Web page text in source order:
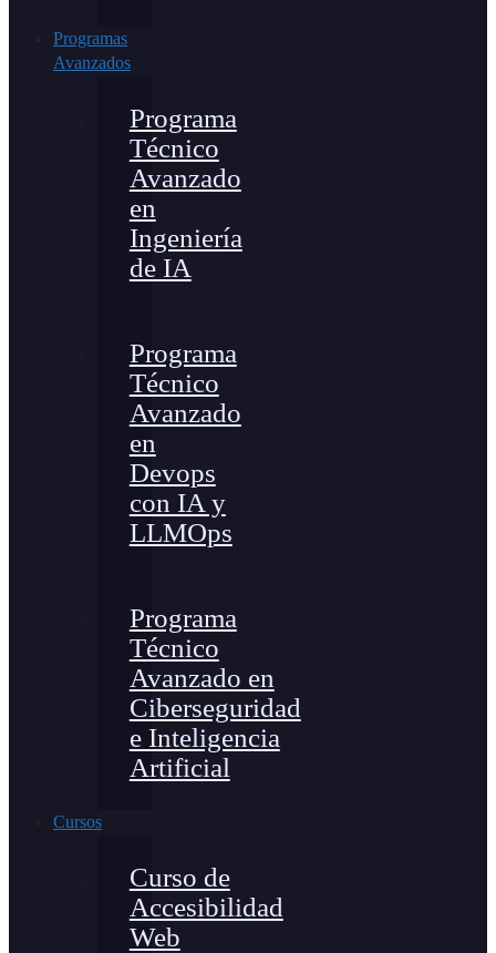
Programas
Avanzados
Programa
Técnico
Avanzado
en
Ingeniería
de IA
Programa
Técnico
Avanzado
en
Devops
con IA y
LLMOps
Programa
Técnico
Avanzado en
Ciberseguridad
e Inteligencia
Artificial
Cursos
Curso de
Accesibilidad
Web